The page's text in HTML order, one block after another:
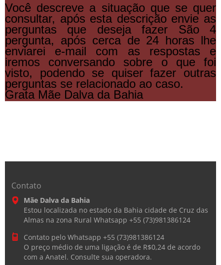
Você descreve a situação que se quer
consultar, após esta descrição envie as
perguntas que deseja fazer São 4
pergunta, após cerca de 24 horas lhe
enviarei e-mail com as respostas e
iremos conversando sobre o que foi
visto, podendo se quiser fazer outras
perguntas se relacionado ao caso.
Grata Mãe Dalva da Bahia
Contato
Mãe Dalva da Bahia
Estou localizada no estado da Bahia cidade de Cruz das
Almas na zona Rural Whatsapp +55 (73)981386124
Contato pelo Whatsapp +55 (73)981386124
O preço médio de uma ligação é de R$0,24 de acordo
com a Anatel. Consulte sua operadora.